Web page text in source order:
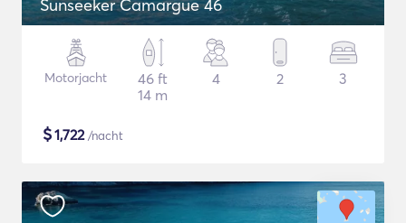
Sunseeker Camargue 46
Motorjacht
46 ft
14 m
4 2 3
$1,722/nacht